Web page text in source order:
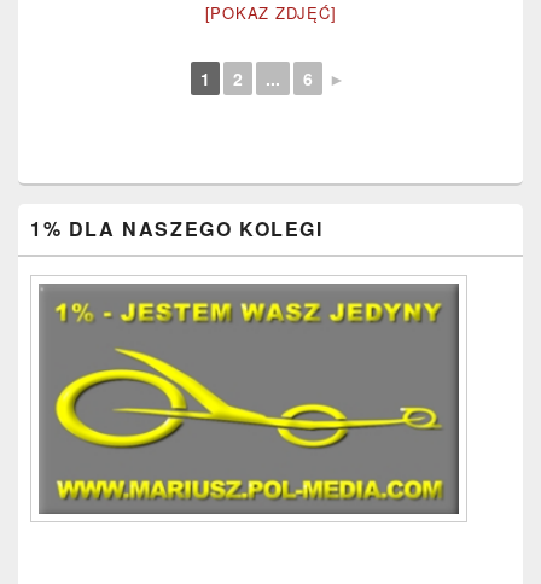
[POKAZ ZDJĘĆ]
1 2 ... 6 ►
Sidebar
Widget
Area
1% DLA NASZEGO KOLEGI